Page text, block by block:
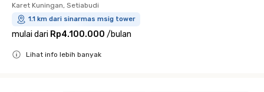
Karet Kuningan, Setiabudi
1.1 km dari sinarmas msig tower
mulai dari Rp4.100.000 /bulan
Lihat info lebih banyak